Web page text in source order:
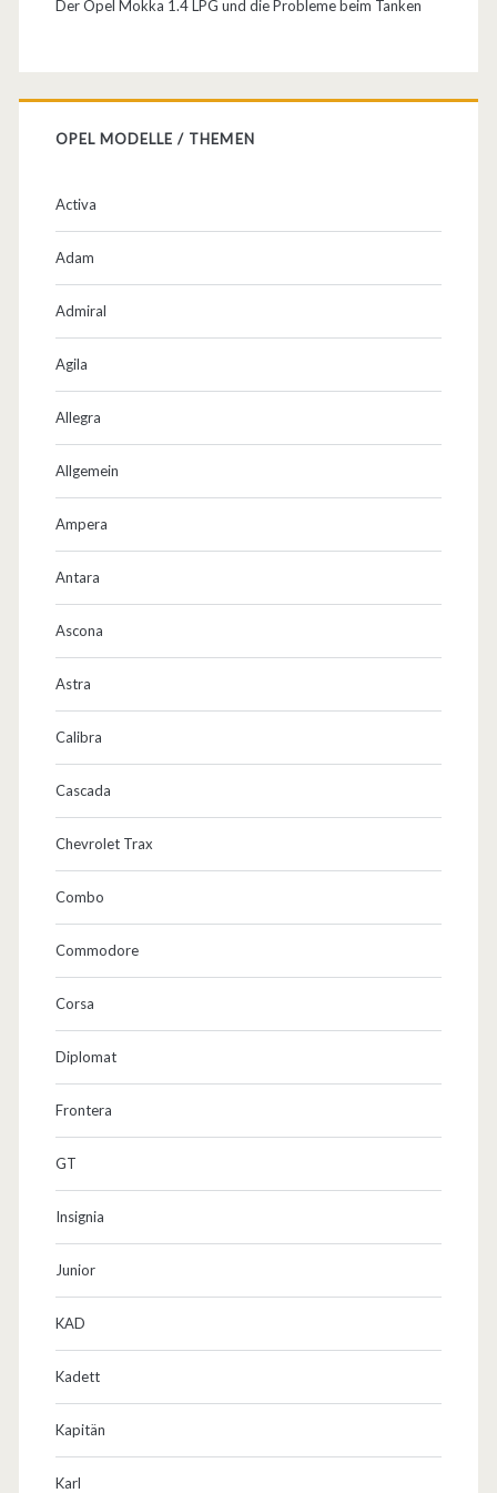
Der Opel Mokka 1.4 LPG und die Probleme beim Tanken
OPEL MODELLE / THEMEN
Activa
Adam
Admiral
Agila
Allegra
Allgemein
Ampera
Antara
Ascona
Astra
Calibra
Cascada
Chevrolet Trax
Combo
Commodore
Corsa
Diplomat
Frontera
GT
Insignia
Junior
KAD
Kadett
Kapitän
Karl